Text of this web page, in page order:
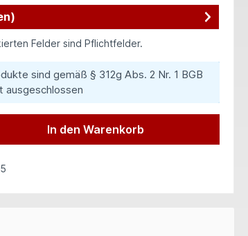
Felder sind Pflichtfelder.
sind gemäß § 312g Abs. 2 Nr. 1 BGB
ausgeschlossen
In den Warenkorb